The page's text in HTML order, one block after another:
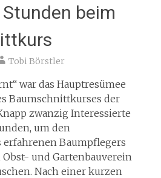
beim
Tobi Börstler
war das Hauptresümee
Baumschnittkurses der
zwanzig Interessierte
um den
erfahrenen Baumpflegers
Obst- und Gartenbauverein
Nach einer kurzen